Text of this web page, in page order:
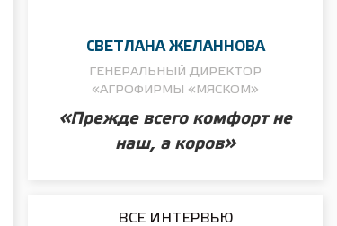
СВЕТЛАНА ЖЕЛАННОВА
ГЕНЕРАЛЬНЫЙ ДИРЕКТОР
«АГРОФИРМЫ «МЯСКОМ»
«Прежде всего комфорт не
наш, а коров»
ВСЕ ИНТЕРВЬЮ